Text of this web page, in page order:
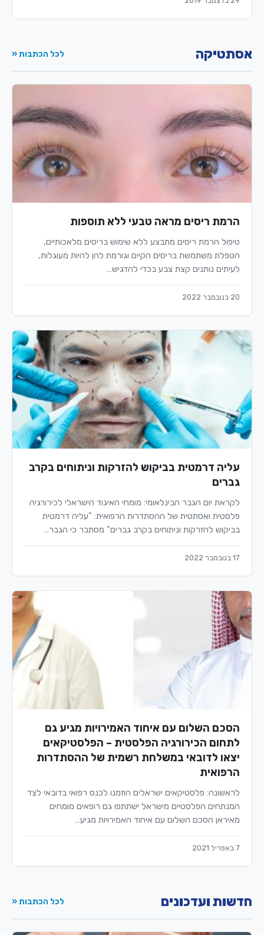
אסתטיקה לכל הכתבות «
הרמת ריסים מראה טבעי ללא תוספות
טיפול הרמת ריסים מתבצע ללא שימוש בריסים מלאכותיים,
הטפלת משתמשת בריסים הקיים וגורמת להן להיות מעוגלות,
לעיתים נותנים קצת צבע בכדי להדגיש…
20 בנובמבר 2022
עליה דרמטית בביקוש להזרקות וניתוחים בקרב
גברים
לקראת יום הגבר הבינלאומי: מומחי האיגוד הישראלי לכירורגיה
פלסטית ואסתטית של ההסתדרות הרפואית: "עליה דרמטית
בביקוש להזרקות וניתוחים בקרב גברים" מסתבר כי הגבר…
17 בנובמבר 2022
הסכם השלום עם איחוד האמירויות מגיע גם
לתחום הכירורגיה הפלסטית – הפלסטיקאים
יצאו לדובאי במשלחת רשמית של ההסתדרות
הרפואית
לראשונה: פלסטיקאים ישראלים הוזמנו לכנס רפואי בדובאי לצד
המנתחים הפלסטיים מישראל ישתתפו גם רופאים מומחים
מאיראן הסכם השלום עם איחוד האמירויות מגיע…
7 באפריל 2021
חדשות ועדכונים לכל הכתבות «